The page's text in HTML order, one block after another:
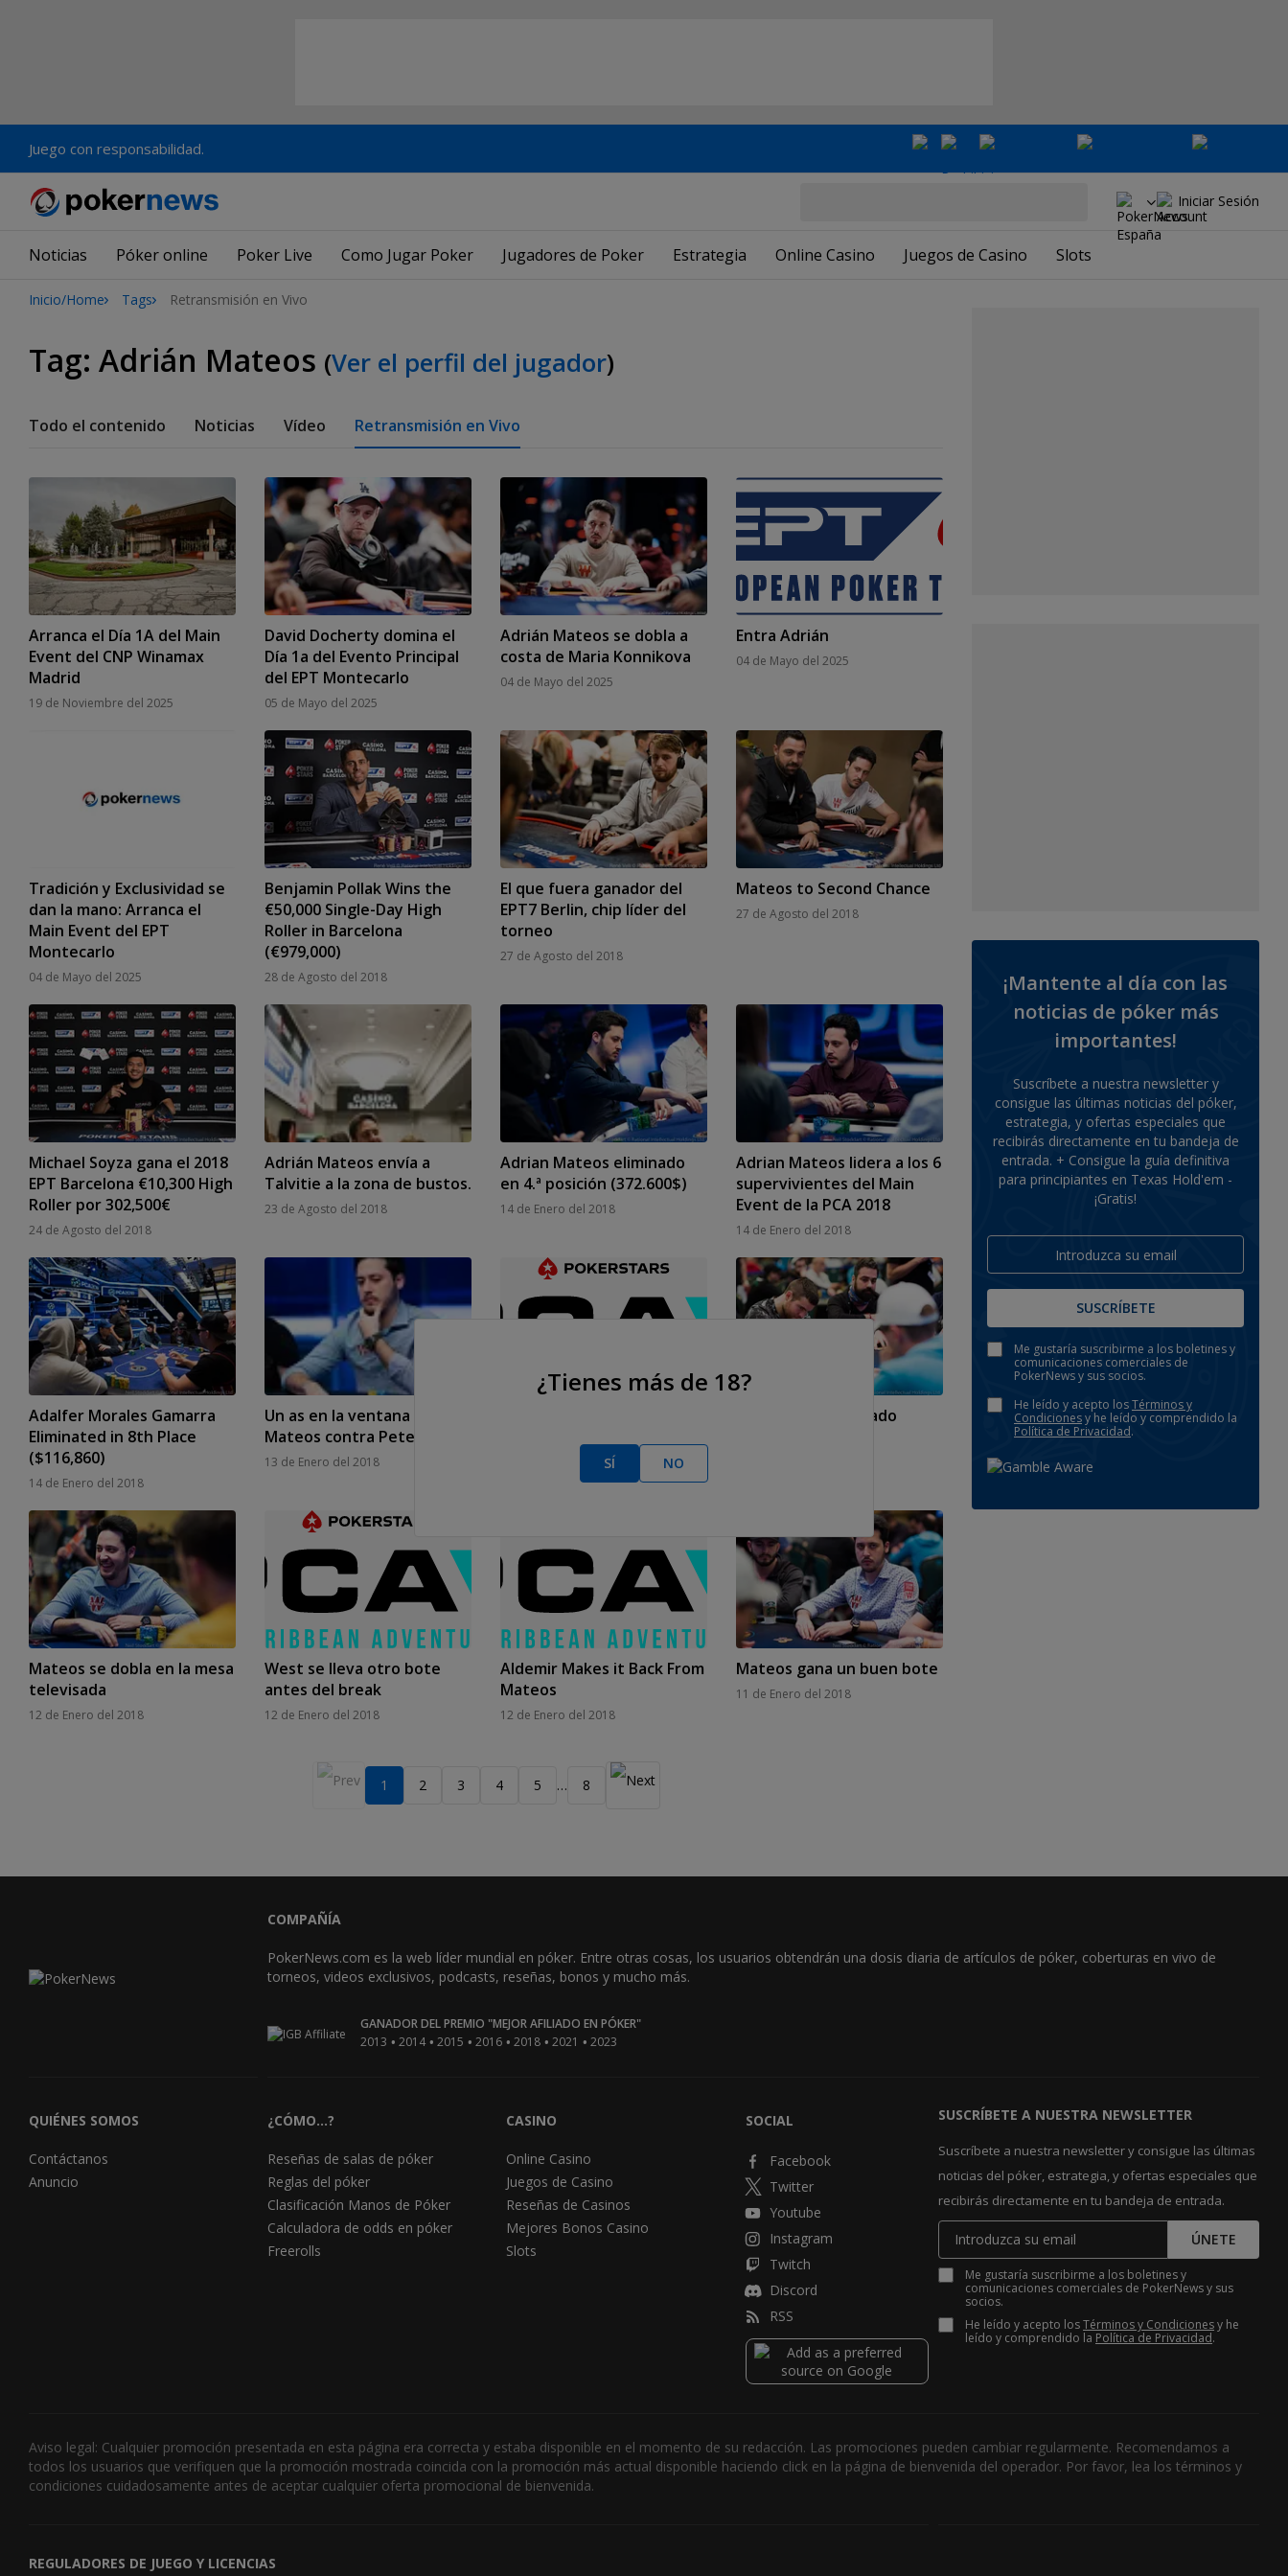
Juego con responsabilidad.
Iniciar Sesión
Noticias Póker online Poker Live Como Jugar Poker Jugadores de Poker Estrategia Online Casino Juegos de Casino Slots
Inicio/Home Tags Retransmisión en Vivo
Tag: Adrián Mateos (Ver el perfil del jugador)
Todo el contenido Noticias Vídeo Retransmisión en Vivo
Arranca el Día 1A del Main
Event del CNP Winamax
Madrid
19 de Noviembre del 2025
David Docherty domina el
Día 1a del Evento Principal
del EPT Montecarlo
05 de Mayo del 2025
Adrián Mateos se dobla a
costa de Maria Konnikova
04 de Mayo del 2025
Entra Adrián
04 de Mayo del 2025
Tradición y Exclusividad se
dan la mano: Arranca el
Main Event del EPT
Montecarlo
04 de Mayo del 2025
Benjamin Pollak Wins the
€50,000 Single-Day High
Roller in Barcelona
(€979,000)
28 de Agosto del 2018
El que fuera ganador del
EPT7 Berlin, chip líder del
torneo
27 de Agosto del 2018
Mateos to Second Chance
27 de Agosto del 2018
Michael Soyza gana el 2018
EPT Barcelona €10,300 High
Roller por 302,500€
24 de Agosto del 2018
Adrián Mateos envía a
Talvitie a la zona de bustos.
23 de Agosto del 2018
Adrian Mateos eliminado
en 4.ª posición (372.600$)
14 de Enero del 2018
Adrian Mateos lidera a los 6
supervivientes del Main
Event de la PCA 2018
14 de Enero del 2018
Adalfer Morales Gamarra
Eliminated in 8th Place
($116,860)
14 de Enero del 2018
Un as en la ventana dobla a
Mateos contra Peters
13 de Enero del 2018 13 de Enero del 2018
Jack Sinclair eliminado
Mateos se dobla en la mesa
televisada
12 de Enero del 2018
West se lleva otro bote
antes del break
12 de Enero del 2018
Aldemir Makes it Back From
Mateos
12 de Enero del 2018
Mateos gana un buen bote
11 de Enero del 2018
1 2 3 4 5 … 8
¡Mantente al día con las
noticias de póker más
importantes!
Suscríbete a nuestra newsletter y
consigue las últimas noticias del póker,
estrategia, y ofertas especiales que
recibirás directamente en tu bandeja de
entrada. + Consigue la guía definitiva
para principiantes en Texas Hold'em -
¡Gratis!
SUSCRÍBETE
Me gustaría suscribirme a los boletines y
comunicaciones comerciales de
PokerNews y sus socios.
He leído y acepto losTérminos y
Condicionesy he leído y comprendido la
Política de Privacidad.
COMPAÑÍA
PokerNews.com es la web líder mundial en póker. Entre otras cosas, los usuarios obtendrán una dosis diaria de artículos de póker, coberturas en vivo de
torneos, videos exclusivos, podcasts, reseñas, bonos y mucho más.
GANADOR DEL PREMIO "MEJOR AFILIADO EN PÓKER"
2013 • 2014 • 2015 • 2016 • 2018 • 2021 • 2023
QUIÉNES SOMOS
Contáctanos
Anuncio
¿CÓMO...?
Reseñas de salas de póker
Reglas del póker
Clasificación Manos de Póker
Calculadora de odds en póker
Freerolls
CASINO
Online Casino
Juegos de Casino
Reseñas de Casinos
Mejores Bonos Casino
Slots
Aviso legal: Cualquier promoción presentada en esta página era correcta y estaba disponible en el momento de su redacción. Las promociones pueden cambiar regularmente. Recomendamos a
todos los usuarios que verifiquen que la promoción mostrada coincida con la promoción más actual disponible haciendo click en la página de bienvenida del operador. Por favor, lea los términos y
condiciones cuidadosamente antes de aceptar cualquier oferta promocional de bienvenida.
SOCIAL
Facebook
Twitter
Youtube
Instagram
Twitch
Discord
RSS
SUSCRÍBETE A NUESTRA NEWSLETTER
Suscríbete a nuestra newsletter y consigue las últimas
noticias del póker, estrategia, y ofertas especiales que
recibirás directamente en tu bandeja de entrada.
ÚNETE
Me gustaría suscribirme a los boletines y
comunicaciones comerciales de PokerNews y sus
socios.
He leído y acepto losTérminos y Condicionesy he
leído y comprendido la Política de Privacidad.
REGULADORES DE JUEGO Y LICENCIAS
¿Tienes más de 18?
SÍ NO